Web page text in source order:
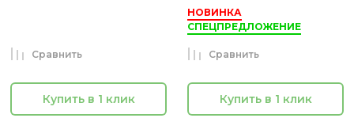
Сравнить
Купить в 1 клик
НОВИНКА
СПЕЦПРЕДЛОЖЕНИЕ
Сравнить
Купить в 1 клик